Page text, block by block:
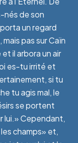
nés de son
un regard
pas sur Caïn
il arbora un air
es-tu irrité et
si tu
tu agis mal, le
se portent
lui.» Cependant,
champs» et,